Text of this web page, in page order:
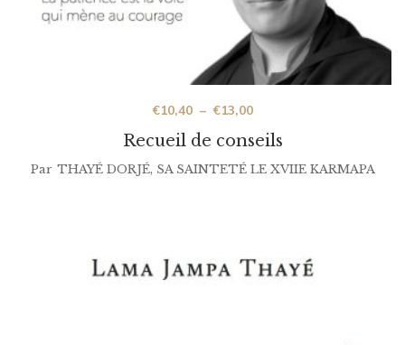
Recueil de conseils
€10,40 – €13,00
Par THAYÉ DORJÉ, SA SAINTETÉ LE XVIIE KARMAPA